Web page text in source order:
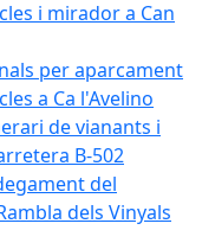
i mirador a Can
per aparcament
a Ca l'Avelino
de vianants i
B-502
del
dels Vinyals